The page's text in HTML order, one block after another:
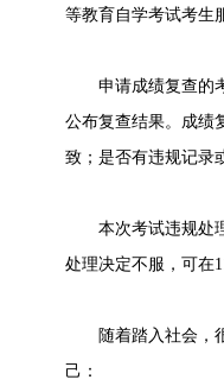
等教育自学考试考生
申请成绩复查的考
公布复查结果。成绩
致；是否有违规记录
本次考试违规处理
处理决定不服，可在
随着踏入社会，很
己：